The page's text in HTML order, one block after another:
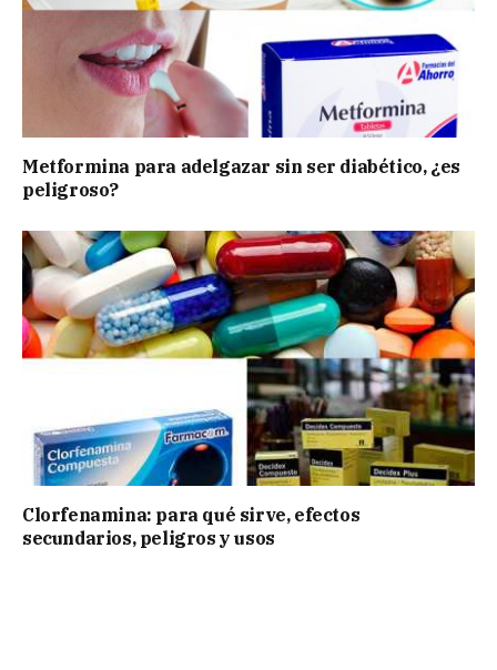
Metformina para adelgazar sin ser diabético, ¿es
peligroso?
Clorfenamina: para qué sirve, efectos
secundarios, peligros y usos